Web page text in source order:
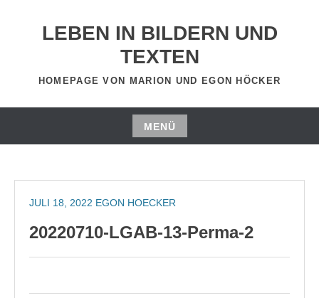
LEBEN IN BILDERN UND
TEXTEN
HOMEPAGE VON MARION UND EGON HÖCKER
MENÜ
Zum
springen
JULI 18, 2022 EGON HOECKER
20220710-LGAB-13-Perma-2